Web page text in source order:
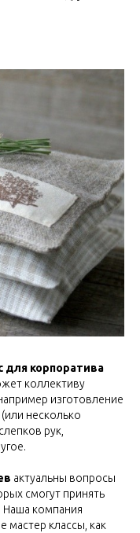
для корпоратива
коллективу
изготовление
(или несколько
рук,
актуальны вопросы
смогут принять
Наша компания
мастер классы, как